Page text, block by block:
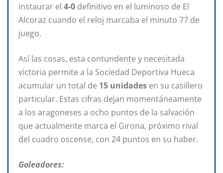
instaurar el 4-0 definitivo en el luminoso de El
Alcoraz cuando el reloj marcaba el minuto 77 de
juego.
Así las cosas, esta contundente y necesitada
victoria permite a la Sociedad Deportiva Hueca
acumular un total de 15 unidades en su casillero
particular. Estas cifras dejan momentáneamente
a los aragoneses a ocho puntos de la salvación
que actualmente marca el Girona, próximo rival
del cuadro oscense, con 24 puntos en su haber.
Goleadores: